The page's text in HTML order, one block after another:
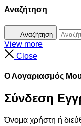
Αναζήτηση
Αναζήτηση
View more
Close
Ο Λογαριασμός
Σύνδεση
Όνομα χρήστη ή